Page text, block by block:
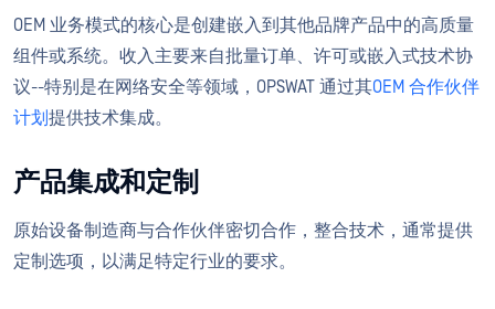
OEM 业务模式的核心是创建嵌入到其他品牌产品中的高质量
组件或系统。收入主要来自批量订单、许可或嵌入式技术协
议--特别是在网络安全等领域，OPSWAT 通过其OEM 合作伙伴
计划 提供技术集成。
产品集成和定制
原始设备制造商与合作伙伴密切合作，整合技术，通常提供
定制选项，以满足特定行业的要求。